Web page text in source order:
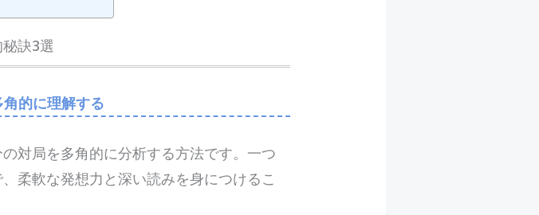
訣3選
角的に理解する
対局を多角的に分析する方法です。一つ
柔軟な発想力と深い読みを身につけるこ